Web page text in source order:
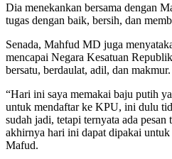
Dia menekankan bersama dengan
tugas dengan baik, bersih, dan
Senada, Mahfud MD juga
mencapai Negara Kesatuan
bersatu, berdaulat, adil, dan makmur.
“Hari ini saya memakai baju putih
untuk mendaftar ke KPU, ini dulu
sudah jadi, tetapi ternyata ada
akhirnya hari ini dapat dipakai
Mafud.